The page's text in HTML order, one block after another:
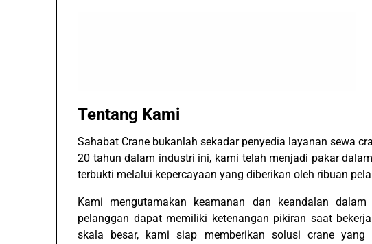
Tentang Kami
Sahabat Crane bukanlah sekadar penyedia layanan sewa
20 tahun dalam industri ini, kami telah menjadi pakar
terbukti melalui kepercayaan yang diberikan oleh ribuan
Kami mengutamakan keamanan dan keandalan
pelanggan dapat memiliki ketenangan pikiran saat
skala besar, kami siap memberikan solusi crane